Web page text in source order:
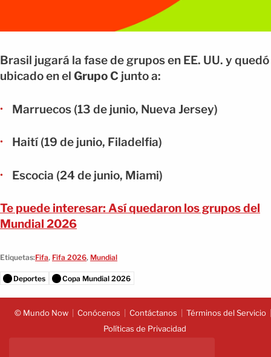
Brasil jugará la fase de grupos en EE. UU. y quedó
ubicado en el Grupo C junto a:
Marruecos (13 de junio, Nueva Jersey)
Haití (19 de junio, Filadelfia)
Escocia (24 de junio, Miami)
Te puede interesar: Así quedaron los grupos del
Mundial 2026
Etiquetas:Fifa, Fifa 2026, Mundial
Deportes Copa Mundial 2026
© Mundo Now Conócenos Contáctanos
Términos del Servicio
Políticas de Privacidad